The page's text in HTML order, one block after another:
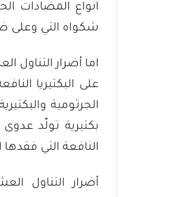
انواع المضادات
شكواه التي وعلى
اما أضرار التناول
على البكتيريا
الجرثومية
بكتيرية تولّد
النافعة التي
أضرار التناول